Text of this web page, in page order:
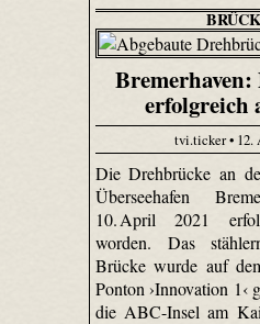
erfolgreich
tvi.ticker • 12.
Die Drehbrücke an
Überseehafen
10. April 2021
worden. Das
Brücke wurde auf
Ponton ›Innovation 1‹
die ABC-Insel am